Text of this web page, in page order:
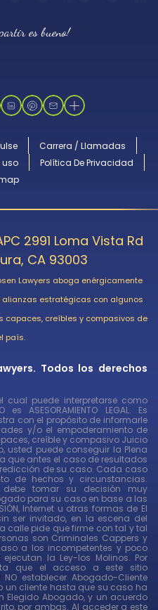
es bueno!
Carrera / Llamadas
Política De Privacidad
2991 Loma Vista Rd
CA 93003
Lawyers aboga enérgicamente
estratégicas con algunos
creíbles y compasivos de
país.
Todos los derechos
cual puede interpretarse como
LEGAL. Es
con el propósito de informarle
y/o el empoderamiento de
creíble y compasivo Juicio
usted puede conseguir la Plena
que antes el caso de resultados
de su caso. Cada caso
de hechos y circunstancias.
tomar su decisión muy
para su caso en base a las
Internet u otras formas de El
ser invitado, en la escena del
calle pide que firme con tal y tal
son Criminales Cappers y
a los incompetentes y poco
la Ley-los Molinos. Por
que el acceso a este sitio
establecer Abogado-Cliente
un cliente hasta que su caso ha
Abogado, y un acuerdo
por ambas. Al acceder a este